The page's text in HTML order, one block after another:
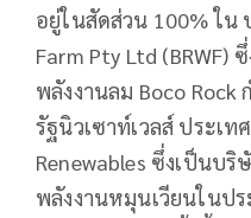
อยู่ในสัดส่วน 100% ใน
Farm Pty Ltd (BRWF)
พลังงานลม Boco Rock
รัฐนิวเซาท์เวลส์ ประเ
Renewables ซึ่งเป็นบ
พลังงานหมุนเวียนในปร